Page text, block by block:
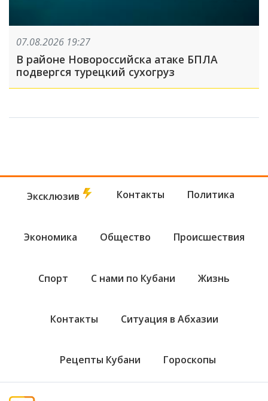
07.08.2026 19:27
В районе Новороссийска атаке БПЛА
подвергся турецкий сухогруз
Эксклюзив Контакты Политика
Экономика Общество Происшествия
Спорт С нами по Кубани Жизнь
Контакты Ситуация в Абхазии
Рецепты Кубани Гороскопы